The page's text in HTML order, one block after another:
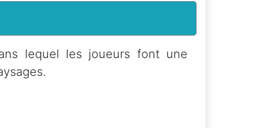
lequel les joueurs font une